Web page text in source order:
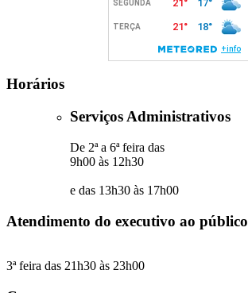
Horários
Serviços Administrativos
De 2ª a 6ª feira das
9h00 às 12h30
e das 13h30 às 17h00
Atendimento do executivo ao
3ª feira das 21h30 às 23h00